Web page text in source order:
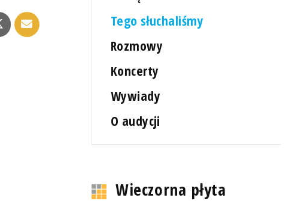
Tego słuchaliśmy
Rozmowy
Koncerty
Wywiady
O audycji
Wieczorna płyta